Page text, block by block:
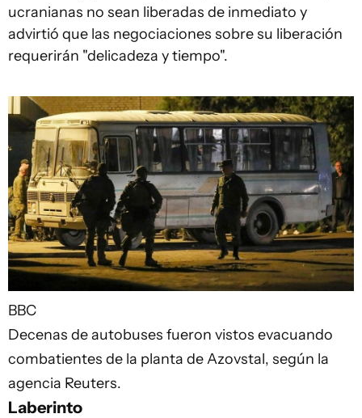
ucranianas no sean liberadas de inmediato y
advirtió que las negociaciones sobre su liberación
requerirán "delicadeza y tiempo".
BBC
Decenas de autobuses fueron vistos evacuando
combatientes de la planta de Azovstal, según la
agencia Reuters.
Laberinto